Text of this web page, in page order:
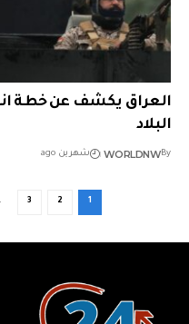
العراق يكشف عن خطة
البلاد
By
WORLDNW شهرين ago
1
2
3